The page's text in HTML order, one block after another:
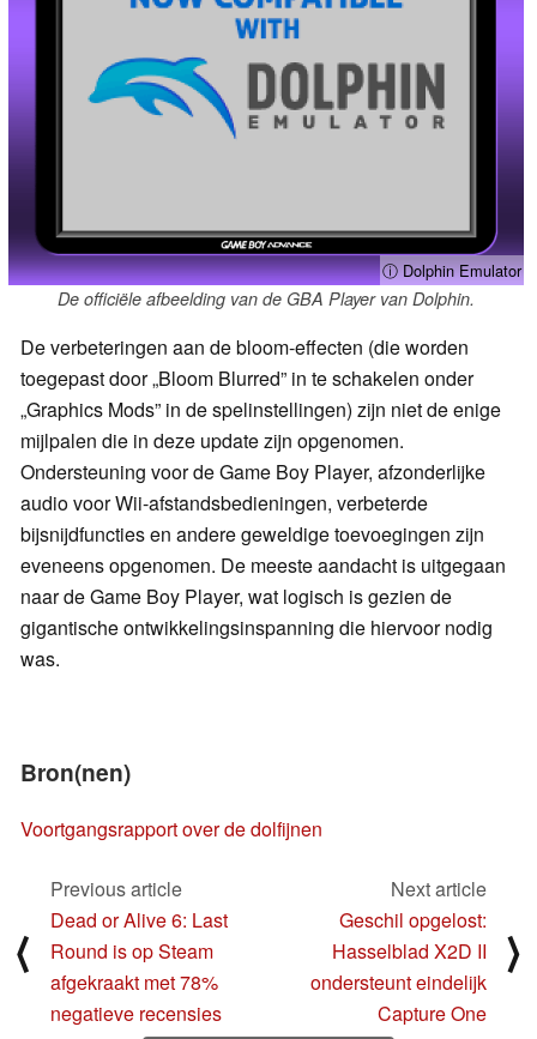
ⓘ Dolphin Emulator
De officiële afbeelding van de GBA Player van Dolphin.
De verbeteringen aan de bloom-effecten (die worden
toegepast door „Bloom Blurred” in te schakelen onder
„Graphics Mods” in de spelinstellingen) zijn niet de enige
mijlpalen die in deze update zijn opgenomen.
Ondersteuning voor de Game Boy Player, afzonderlijke
audio voor Wii-afstandsbedieningen, verbeterde
bijsnijdfuncties en andere geweldige toevoegingen zijn
eveneens opgenomen. De meeste aandacht is uitgegaan
naar de Game Boy Player, wat logisch is gezien de
gigantische ontwikkelingsinspanning die hiervoor nodig
was.
Bron(nen)
Voortgangsrapport over de dolfijnen
⟨
Previous article
Dead or Alive 6: Last
Round is op Steam
afgekraakt met 78%
negatieve recensies
Next article
Geschil opgelost:
Hasselblad X2D II
ondersteunt eindelijk
Capture One
⟩